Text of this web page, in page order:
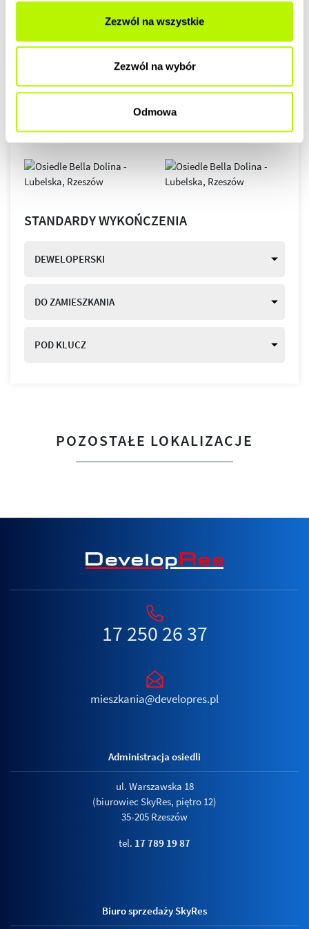
Zezwól na wszystkie
Zezwól na wybór
Odmowa
STANDARDY WYKOŃCZENIA
DEWELOPERSKI
DO ZAMIESZKANIA
POD KLUCZ
POZOSTAŁE LOKALIZACJE
17 250 26 37
mieszkania@developres.pl
Administracja osiedli
ul. Warszawska 18
(biurowiec SkyRes, piętro 12)
35-205 Rzeszów
tel. 17 789 19 87
Biuro sprzedaży SkyRes